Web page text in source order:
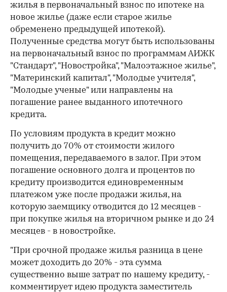
жилья в первоначальный взнос по ипотеке на
новое жилье (даже если старое жилье
обременено предыдущей ипотекой).
Полученные средства могут быть использованы
на первоначальный взнос по программам АИЖК
"Стандарт", "Новостройка", "Малоэтажное жилье",
"Материнский капитал", "Молодые учителя",
"Молодые ученые" или направлены на
погашение ранее выданного ипотечного
кредита.
По условиям продукта в кредит можно
получить до 70% от стоимости жилого
помещения, передаваемого в залог. При этом
погашение основного долга и процентов по
кредиту производится единовременным
платежом уже после продажи жилья, на
которую заемщику отводится до 12 месяцев -
при покупке жилья на вторичном рынке и до 24
месяцев - в новостройке.
"При срочной продаже жилья разница в цене
может доходить до 20% - эта сумма
существенно выше затрат по нашему кредиту, -
комментирует идею продукта заместитель